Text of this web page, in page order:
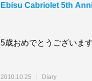
Ebisu Cabriolet 5th
5歳おめでとうございま
2010.10.25 Diary